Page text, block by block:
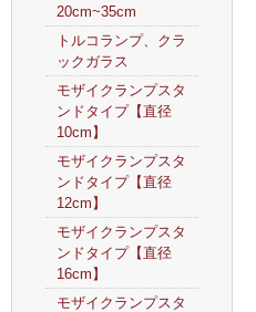
20cm~35cm
トルコランプ、クラ
ックガラス
モザイクランプスタ
ンドタイプ【直径
10cm】
モザイクランプスタ
ンドタイプ【直径
12cm】
モザイクランプスタ
ンドタイプ【直径
16cm】
モザイクランプスタ